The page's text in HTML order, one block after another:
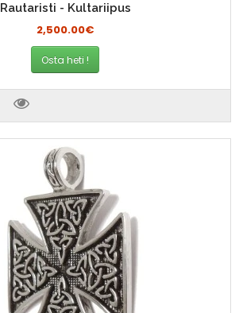
Rautaristi - Kultariipus
2,500.00€
Osta heti !